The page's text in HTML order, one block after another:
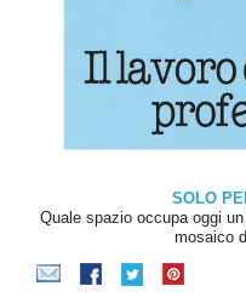
SOLO
Quale spazio occupa oggi
mosaico